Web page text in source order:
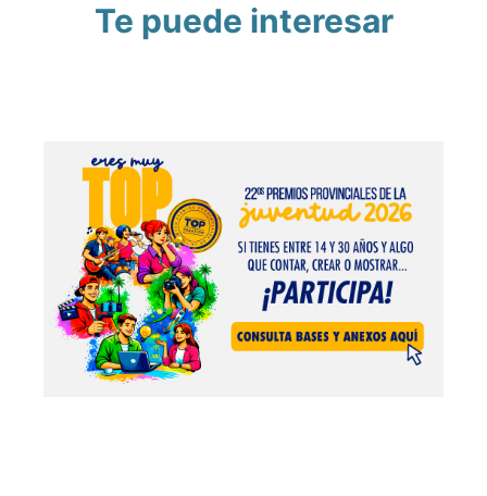
Te puede interesar